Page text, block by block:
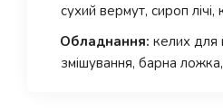
сухий вермут, сироп
Обладнання: келих для
змішування, барна